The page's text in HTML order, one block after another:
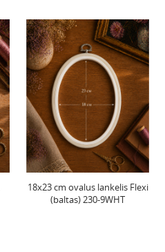
18x23 cm ovalus lankelis Flexi
(baltas) 230-9WHT